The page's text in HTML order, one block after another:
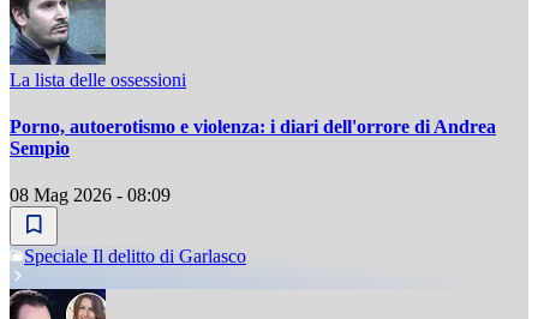
La lista delle ossessioni
Porno, autoerotismo e violenza: i diari dell'orrore di Andrea
Sempio
08 Mag 2026 - 08:09
Speciale Il delitto di Garlasco